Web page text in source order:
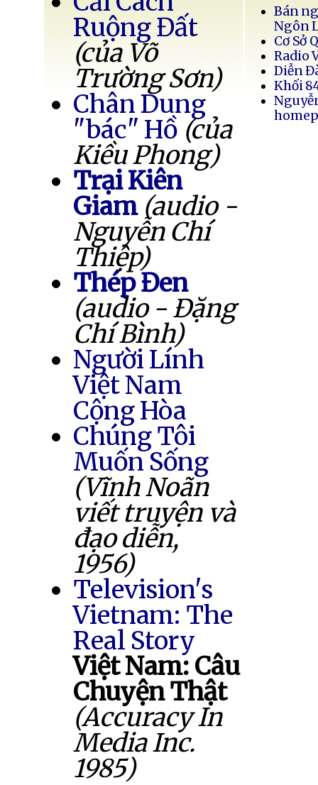
Ruộng Đất
(của Võ
Trường Sơn)
Chân Dung
"bác" Hồ (của
Kiều Phong)
Trại Kiên
Giam (audio -
Nguyễn Chí
Thiệp)
Thép Đen
(audio - Đặng
Chí Bình)
Người Lính
Việt Nam
Cộng Hòa
Chúng Tôi
Muốn Sống
(Vĩnh Noãn
viết truyện và
đạo diễn,
1956)
Television's
Vietnam: The
Real Story
Việt Nam: Câu
Chuyện Thật
(Accuracy In
Media Inc.
1985)
Bán
Ngôn
Cơ Sở
Radio
Diễn
Khối